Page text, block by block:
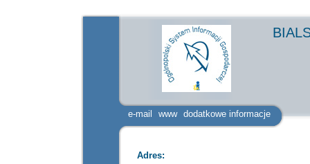
e-mail www dodatkowe informacje
Adres: